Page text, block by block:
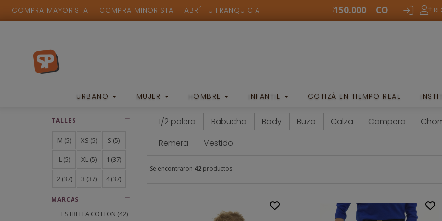
URBANO MUJER HOMBRE INFANTIL COTIZÁ EN TIEMPO REAL
COMPRA MINIMA $150.000 COMPRA MINIMA
COMPRA MAYORISTA COMPRA MINORISTA ABRÍ TU FRANQUICIA
FILTROS
TALLES
M (5) XS (5) S (5)
L (5) XL (5) 1 (37)
2 (37) 3 (37) 4(37)
MARCAS
ESTRELLA COTTON (42)
INFANTIL/ BEBÉS
1/2 polera Babucha Body Buzo Calza Campera
Remera
Vestido
Se encontraron 42 productos